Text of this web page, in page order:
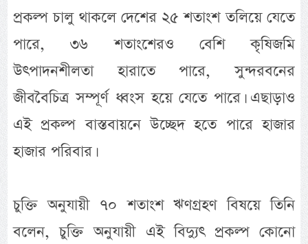
প্রকল্প চালু থাকলে দেশের ২৫ শতাংশ তলিয়ে যেতে
পারে, ৩৬ শতাংশেরও বেশি কৃষিজমি
উৎপাদনশীলতা হারাতে পারে, সুন্দরবনের
জীববৈচিত্র সম্পূর্ণ ধ্বংস হয়ে যেতে পারে। এছাড়াও
এই প্রকল্প বাস্তবায়নে উচ্ছেদ হতে পারে হাজার
হাজার পরিবার।
চুক্তি অনুযায়ী ৭০ শতাংশ ঋণগ্রহণ বিষয়ে তিনি
বলেন, চুক্তি অনুযায়ী এই বিদ্যুৎ প্রকল্প কোনো